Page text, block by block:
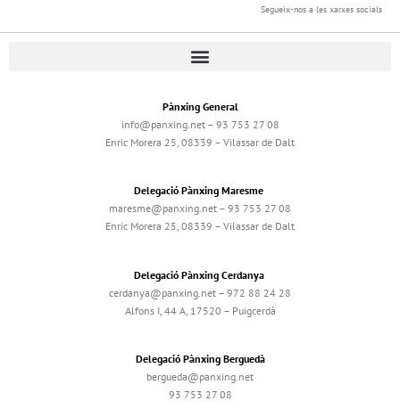
Segueix-nos a les xarxes socials
Pànxing General
info@panxing.net – 93 753 27 08
Enric Morera 25, 08339 – Vilassar de Dalt
Delegació Pànxing Maresme
maresme@panxing.net – 93 753 27 08
Enric Morera 25, 08339 – Vilassar de Dalt
Delegació Pànxing Cerdanya
cerdanya@panxing.net – 972 88 24 28
Alfons I, 44 A, 17520 – Puigcerdà
Delegació Pànxing Berguedà
bergueda@panxing.net
93 753 27 08